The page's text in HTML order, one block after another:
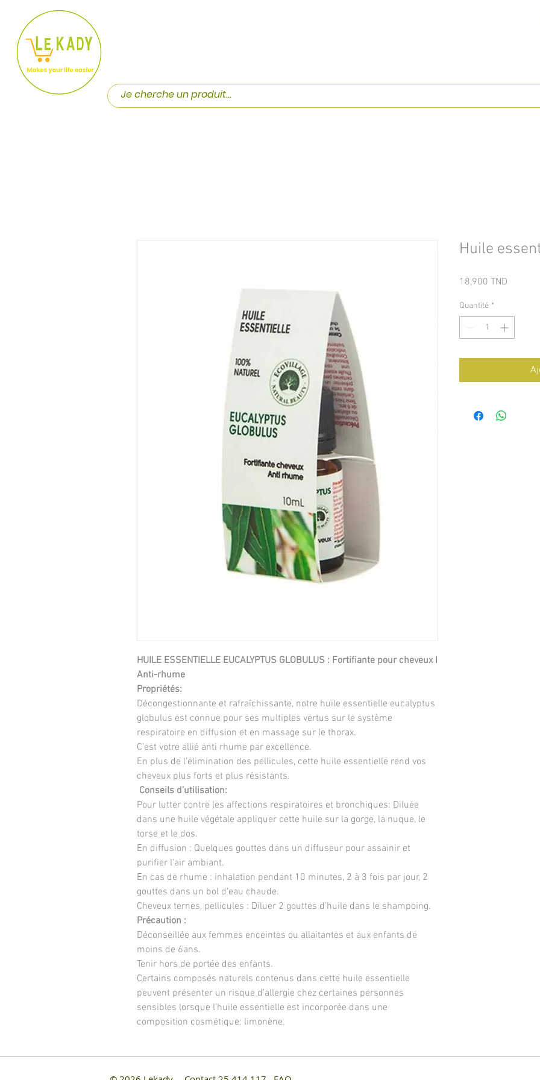
HUILE ESSENTIELLE EUCALYPTUS GLOBULUS : Fortifiante pour cheveux I
Anti-rhume
Propriétés:
Décongestionnante et rafraîchissante, notre huile essentielle eucalyptus
globulus est connue pour ses multiples vertus sur le système
respiratoire en diffusion et en massage sur le thorax.
C’est votre allié anti rhume par excellence.
En plus de l’élimination des pellicules, cette huile essentielle rend vos
cheveux plus forts et plus résistants.
Conseils d’utilisation:
Pour lutter contre les affections respiratoires et bronchiques: Diluée
dans une huile végétale appliquer cette huile sur la gorge, la nuque, le
torse et le dos.
En diffusion : Quelques gouttes dans un diffuseur pour assainir et
purifier l’air ambiant.
En cas de rhume : inhalation pendant 10 minutes, 2 à 3 fois par jour, 2
gouttes dans un bol d’eau chaude.
Cheveux ternes, pellicules : Diluer 2 gouttes d’huile dans le shampoing.
Précaution :
Déconseillée aux femmes enceintes ou allaitantes et aux enfants de
moins de 6ans.
Tenir hors de portée des enfants.
Certains composés naturels contenus dans cette huile essentielle
peuvent présenter un risque d’allergie chez certaines personnes
sensibles lorsque l’huile essentielle est incorporée dans une
composition cosmétique: limonène.
Huile
18,900 TND
Quantité *